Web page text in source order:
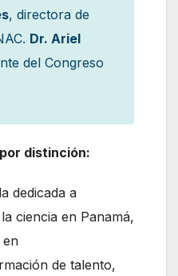
, directora de
Dr. Ariel
del Congreso
distinción:
dedicada a
ciencia en Panamá,
en
de talento,